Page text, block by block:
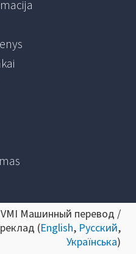
Машинный перевод /
(English, Русский,
Українська)